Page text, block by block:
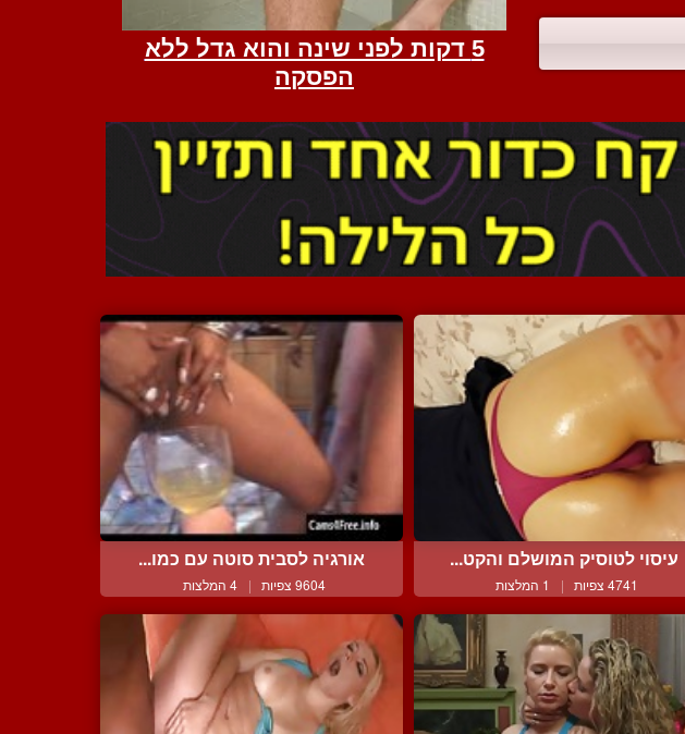
עיסוי לטוסיק המושלם והקט...
4741 צפיות | 1 המלצות
אורגיה לסבית סוטה עם כמו...
9604 צפיות | 4 המלצות